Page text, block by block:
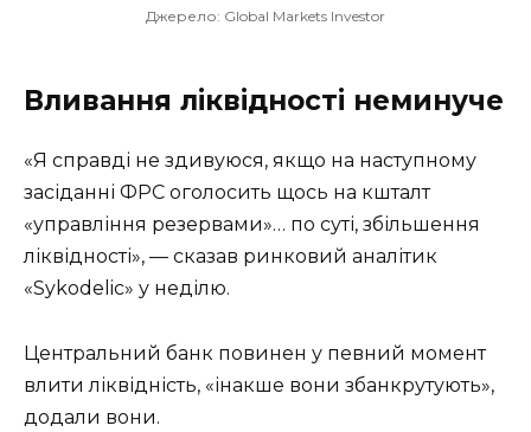
Джерело: Global Markets Investor
Вливання ліквідності неминуче
«Я справді не здивуюся, якщо на наступному
засіданні ФРС оголосить щось на кшталт
«управління резервами»… по суті, збільшення
ліквідності», — сказав ринковий аналітик
«Sykodelic» у неділю.
Центральний банк повинен у певний момент
влити ліквідність, «інакше вони збанкрутують»,
додали вони.